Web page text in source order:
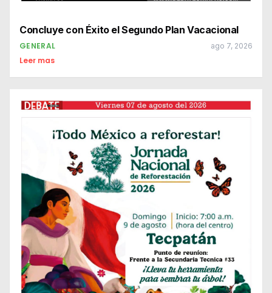
Concluye con Éxito el Segundo Plan Vacacional
GENERAL ago 7, 2026
Leer mas